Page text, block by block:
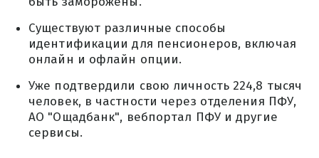
Существуют различные способы
идентификации для пенсионеров, включая
онлайн и офлайн опции.
Уже подтвердили свою личность 224,8 тысяч
человек, в частности через отделения ПФУ,
АО "Ощадбанк", вебпортал ПФУ и другие
сервисы.